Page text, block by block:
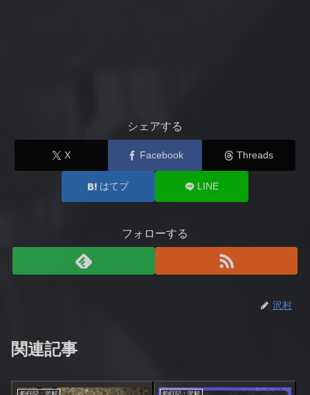
シェアする
X Facebook Threads
はてブ LINE
フォローする
沢村
関連記事
釣行記：沢村 釣行記：沢村